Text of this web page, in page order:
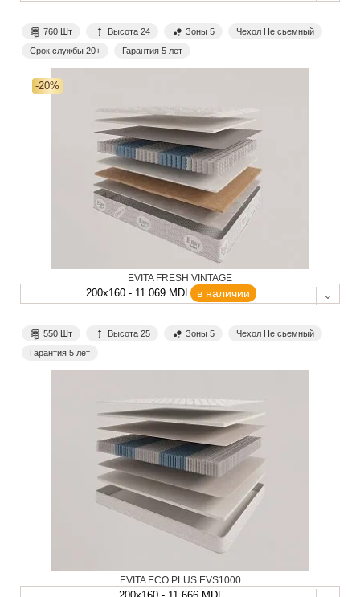
760 Шт Высота 24 Зоны 5
Чехол Не сьемный
Срок службы 20+
Гарантия 5 лет
-20%
EVITA FRESH VINTAGE
200x160 - 11 069 MDL в наличии
550 Шт Высота 25 Зоны 5
Чехол Не сьемный
Гарантия 5 лет
EVITA ECO PLUS EVS1000
200x160 - 11 666 MDL